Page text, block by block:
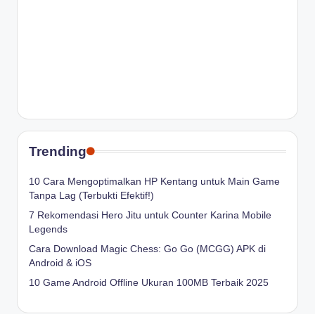
Trending
10 Cara Mengoptimalkan HP Kentang untuk Main Game
Tanpa Lag (Terbukti Efektif!)
7 Rekomendasi Hero Jitu untuk Counter Karina Mobile
Legends
Cara Download Magic Chess: Go Go (MCGG) APK di
Android & iOS
10 Game Android Offline Ukuran 100MB Terbaik 2025